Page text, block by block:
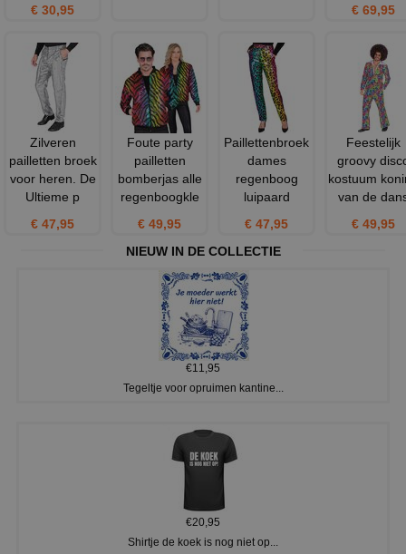
€ 30,95
€ 69,95
Zilveren
pailletten broek
voor heren. De
Ultieme p
€ 47,95
Foute party
pailletten
bomberjas alle
regenboogkle
€ 49,95
Paillettenbroek
dames
regenboog
luipaard
€ 47,95
Feestelijk
groovy
kostuum
van de
€ 49,95
NIEUW IN DE COLLECTIE
€11,95
Tegeltje voor opruimen kantine...
€20,95
Shirtje de koek is nog niet op...